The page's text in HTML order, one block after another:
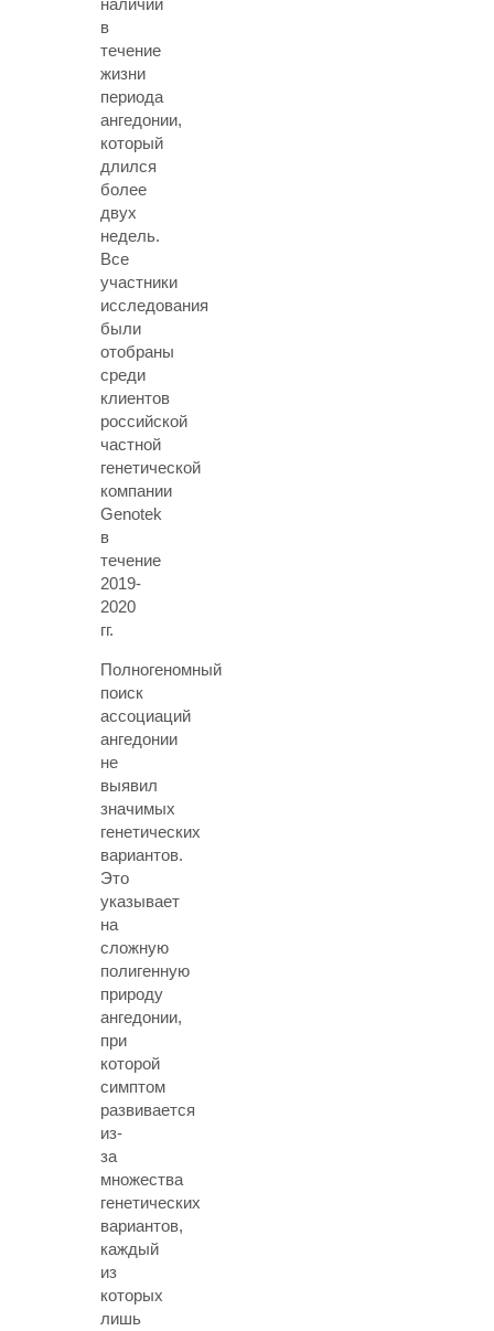
наличии
в
течение
жизни
периода
ангедонии,
который
длился
более
двух
недель.
Все
участники
исследования
были
отобраны
среди
клиентов
российской
частной
генетической
компании
Genotek
в
течение
2019-
2020
гг.
Полногеномный
поиск
ассоциаций
ангедонии
не
выявил
значимых
генетических
вариантов.
Это
указывает
на
сложную
полигенную
природу
ангедонии,
при
которой
симптом
развивается
из-
за
множества
генетических
вариантов,
каждый
из
которых
лишь